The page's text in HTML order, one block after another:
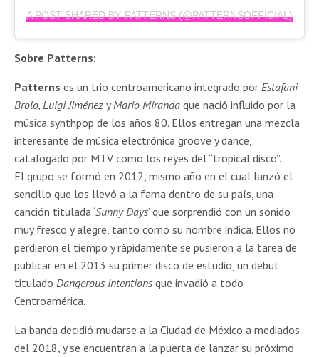
A POST SHARED BY PATTERNS (@PATTERNSOFFICIAL)
Sobre Patterns:
Patterns es un trio centroamericano integrado por Estafani
Brolo, Luigi Jiménez yMario Miranda que nació influido por la
música synthpop de los años 80. Ellos entregan una mezcla
interesante de música electrónica groove y dance,
catalogado por MTV como los reyes del “tropical disco”.
El grupo se formó en 2012, mismo año en el cual lanzó el
sencillo que los llevó a la fama dentro de su país, una
canción titulada ‘Sunny Days’ que sorprendió con un sonido
muy fresco y alegre, tanto como su nombre indica. Ellos no
perdieron el tiempo y rápidamente se pusieron a la tarea de
publicar en el 2013 su primer disco de estudio, un debut
titulado Dangerous Intentions que invadió a todo
Centroamérica.
La banda decidió mudarse a la Ciudad de México a mediados
del 2018, y se encuentran a la puerta de lanzar su próximo